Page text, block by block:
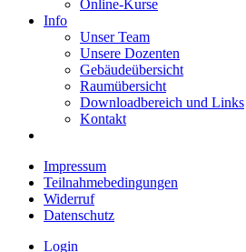
Online-Kurse
Info
Unser Team
Unsere Dozenten
Gebäudeübersicht
Raumübersicht
Downloadbereich und Links
Kontakt
Impressum
Teilnahmebedingungen
Widerruf
Datenschutz
Login